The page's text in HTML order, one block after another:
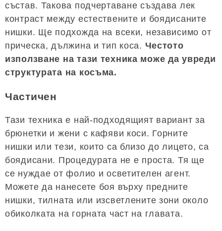
състав. Такова подчертаване създава лек
контраст между естествените и боядисаните
нишки. Ще подхожда на всеки, независимо от
прическа, дължина и тип коса. Честото
използване на тази техника може да увреди
структурата на косъма.
Частичен
Тази техника е най-подходящият вариант за
брюнетки и жени с кафяви коси. Горните
нишки или тези, които са близо до лицето, са
боядисани. Процедурата не е проста. Тя ще
се нуждае от фолио и осветителен агент.
Можете да нанесете боя върху предните
нишки, тилната или изсветлените зони около
обиколката на горната част на главата.